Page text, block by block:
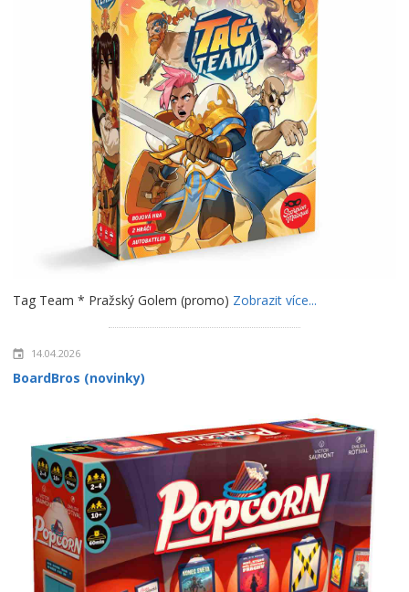
Tag Team * Pražský Golem (promo) Zobrazit více...
14.04.2026
BoardBros (novinky)